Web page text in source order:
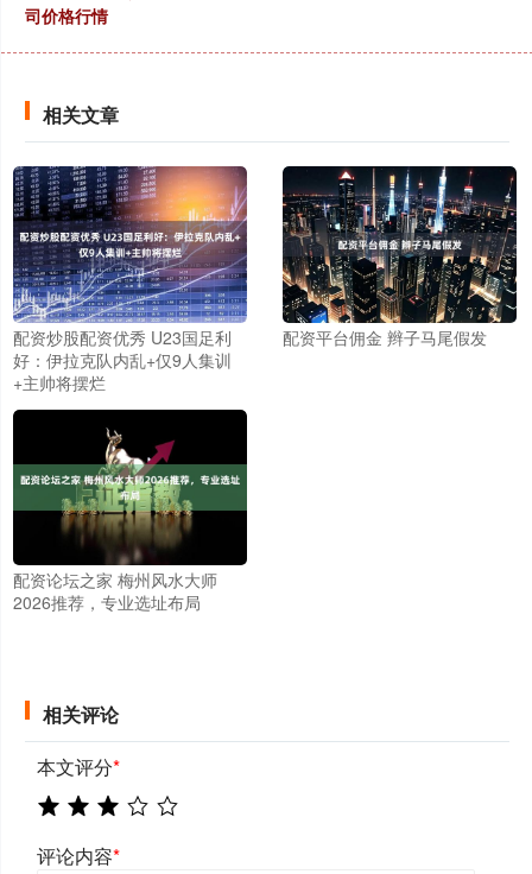
司价格行情
相关文章
配资炒股配资优秀 U23国足利
好：伊拉克队内乱+仅9人集训
+主帅将摆烂
配资平台佣金 辫子马尾假发
配资论坛之家 梅州风水大师
2026推荐，专业选址布局
相关评论
本文评分*
评论内容*